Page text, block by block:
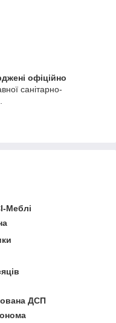
офіційно
санітарно-
Меблі
ДСП